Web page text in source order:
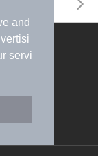
and
servi
ーして
取ろう